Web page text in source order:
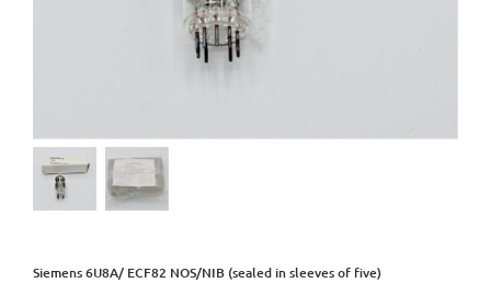
Siemens 6U8A/ ECF82 NOS/NIB (sealed in sleeves of five)